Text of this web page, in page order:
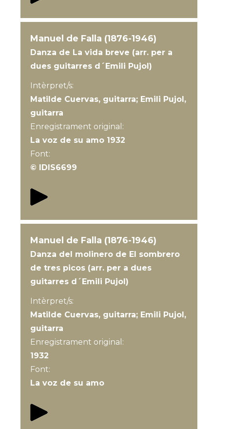
Manuel de Falla (1876-1946)
Danza de La vida breve (arr. per a
dues guitarres d´Emili Pujol)
Intèrpret/s:
Matilde Cuervas, guitarra; Emili Pujol,
guitarra
Enregistrament original:
La voz de su amo 1932
Font:
© IDIS6699
Manuel de Falla (1876-1946)
Danza del molinero de El sombrero
de tres picos (arr. per a dues
guitarres d´Emili Pujol)
Intèrpret/s:
Matilde Cuervas, guitarra; Emili Pujol,
guitarra
Enregistrament original:
1932
Font:
La voz de su amo